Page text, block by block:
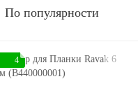
По популярности
4